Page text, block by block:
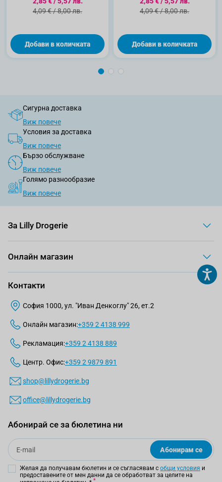
Стандартна цена
4,09 €/8,00 лв.
Добави в количката
Стандартна цена
4,09 €/8,00 лв.
Добави в количката
Сигурна доставка
Виж повече
Условия за доставка
Виж повече
Бързо обслужване
Виж повече
Голямо разнообразие
Виж повече
За Lilly Drogerie
Онлайн магазин
Контакти
София 1000, ул. "Иван Денкоглу" 26, ет.2
Онлайн магазин:+359 2 4138 999
Рекламация:+359 2 4138 889
Центр. Офис:+359 2 9879 891
shop@lillydrogerie.bg
office@lillydrogerie.bg
Абонирай се за бюлетина ни
Email
Абонирам се
Желая да получавам бюлетин и се съгласявам с общи условия и
предоставените от мен данни да се обработват за целите на